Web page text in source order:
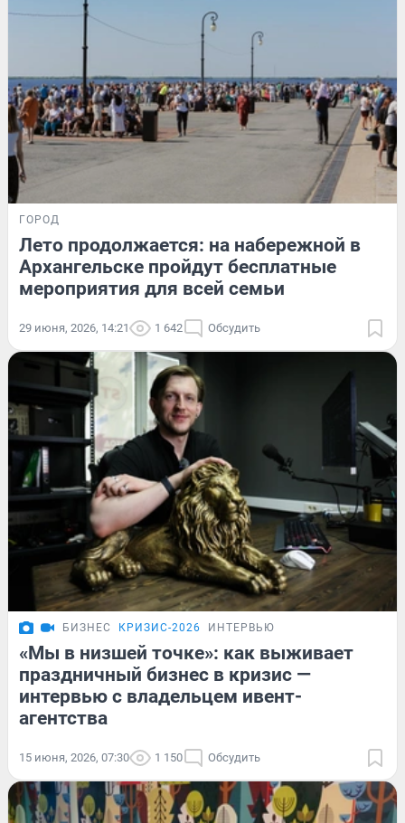
ГОРОД
Лето продолжается: на набережной в
Архангельске пройдут бесплатные
мероприятия для всей семьи
29 июня, 2026, 14:21 1 642 Обсудить
БИЗНЕС КРИЗИС-2026 ИНТЕРВЬЮ
«Мы в низшей точке»: как выживает
праздничный бизнес в кризис —
интервью с владельцем ивент-
агентства
15 июня, 2026, 07:30 1 150 Обсудить